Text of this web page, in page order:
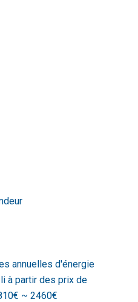
annuelles d'énergie
à partir des prix de
~ 2460€